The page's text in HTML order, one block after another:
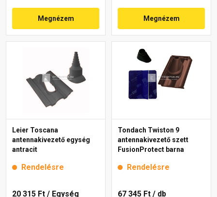
Megnézem Megnézem
Leier Toscana
antennakivezető egység
antracit
Rendelésre
20 315 Ft / Egység
Tondach Twiston 9
antennakivezető szett
FusionProtect barna
Rendelésre
67 345 Ft / db